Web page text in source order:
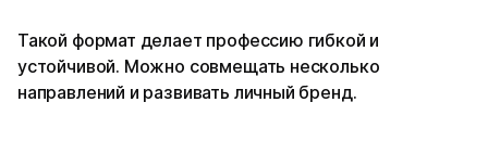
Такой формат делает профессию гибкой и
устойчивой. Можно совмещать несколько
направлений и развивать личный бренд.